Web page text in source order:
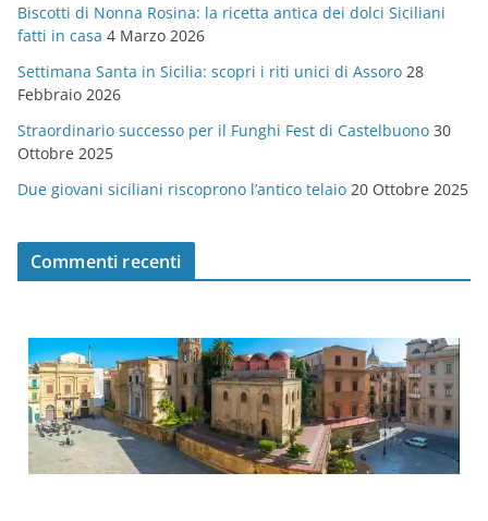
i
e
Biscotti di Nonna Rosina: la ricetta antica dei dolci Siciliani
fatti in casa 4 Marzo 2026
Settimana Santa in Sicilia: scopri i riti unici di Assoro 28
Febbraio 2026
Straordinario successo per il Funghi Fest di Castelbuono 30
Ottobre 2025
Due giovani siciliani riscoprono l’antico telaio 20 Ottobre 2025
Commenti recenti